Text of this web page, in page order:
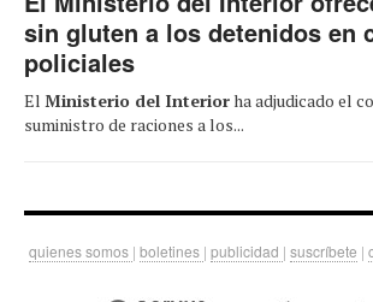
sin gluten a los detenidos en
policiales
El Ministerio del Interiorha adjudicado el
suministro de raciones a los...
quienes somos | boletines | publicidad | suscríbete |